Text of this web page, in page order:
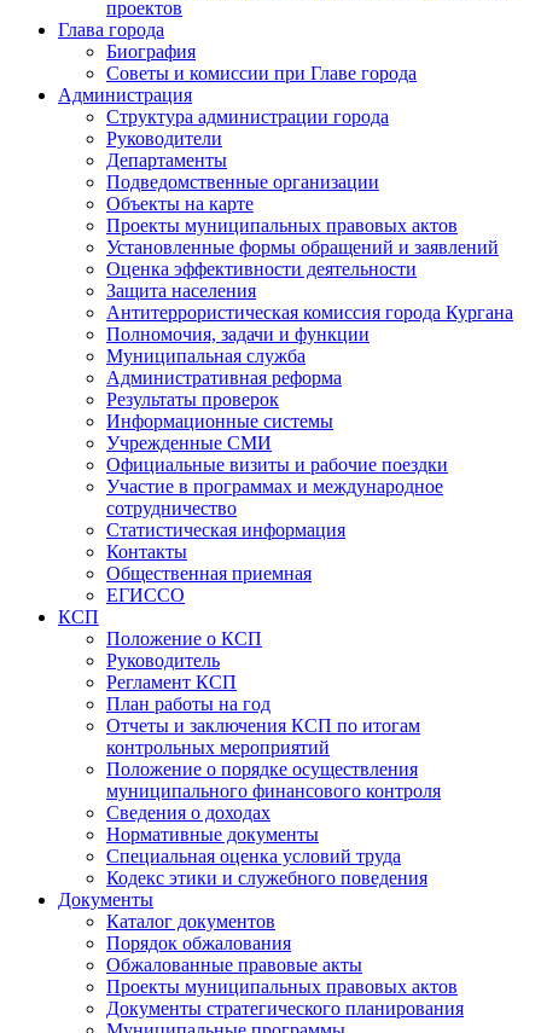
проектов
Глава города
Биография
Советы и комиссии при Главе города
Администрация
Структура администрации города
Руководители
Департаменты
Подведомственные организации
Объекты на карте
Проекты муниципальных правовых актов
Установленные формы обращений и заявлений
Оценка эффективности деятельности
Защита населения
Антитеррористическая комиссия города Кургана
Полномочия, задачи и функции
Муниципальная служба
Административная реформа
Результаты проверок
Информационные системы
Учрежденные СМИ
Официальные визиты и рабочие поездки
Участие в программах и международное
сотрудничество
Статистическая информация
Контакты
Общественная приемная
ЕГИССО
КСП
Положение о КСП
Руководитель
Регламент КСП
План работы на год
Отчеты и заключения КСП по итогам
контрольных мероприятий
Положение о порядке осуществления
муниципального финансового контроля
Сведения о доходах
Нормативные документы
Специальная оценка условий труда
Кодекс этики и служебного поведения
Документы
Каталог документов
Порядок обжалования
Обжалованные правовые акты
Проекты муниципальных правовых актов
Документы стратегического планирования